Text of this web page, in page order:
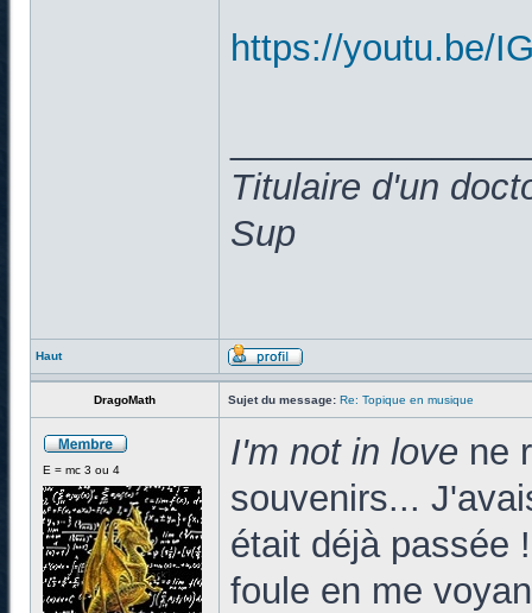
https://youtu.be/
Titulaire d'un
Sup
Haut
DragoMath Sujet du message: Re: Topique en musique
E = mc 3 ou 4 I'm not in love ne
souvenirs...
était déjà passée
foule en me